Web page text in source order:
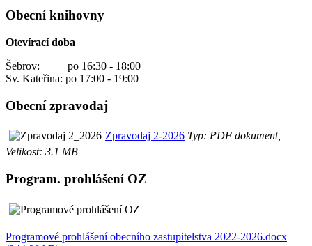
Obecní knihovny
Otevírací doba
Šebrov: po 16:30 - 18:00
Sv. Kateřina: po 17:00 - 19:00
Obecní zpravodaj
Zpravodaj 2-2026 Typ: PDF dokument,
Velikost: 3.1 MB
Program. prohlášení OZ
Programové prohlášení obecního zastupitelstva 2022-2026.docx